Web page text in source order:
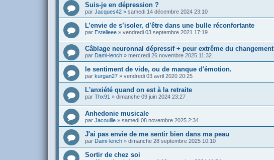
Suis-je en dépression ?
par Jacques42 » samedi 14 décembre 2024 23:10
L’envie de s’isoler, d’être dans une bulle réconfortante
par Estelleee » vendredi 03 septembre 2021 17:19
Câblage neuronnal dépressif + peur extrême du changement
par Dami-lench » mercredi 26 novembre 2025 11:32
le sentiment de vide, ou de manque d'émotion.
par kurgan27 » vendredi 03 avril 2020 20:25
L'anxiété quand on est à la retraite
par Thx91 » dimanche 09 juin 2024 23:27
Anhedonie musicale
par Jacouille » samedi 08 novembre 2025 2:34
J'ai pas envie de me sentir bien dans ma peau
par Dami-lench » dimanche 28 septembre 2025 10:10
Sortir de chez soi